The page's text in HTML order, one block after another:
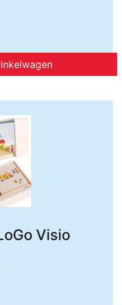
Visio